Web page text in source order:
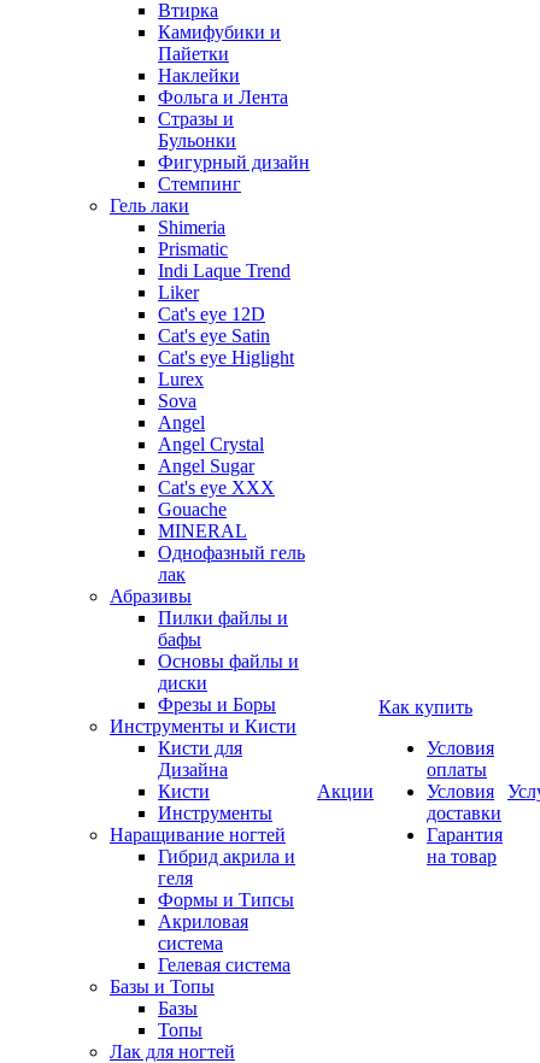
Втирка
Камифубики и
Пайетки
Наклейки
Фольга и Лента
Стразы и
Бульонки
Фигурный дизайн
Стемпинг
Гель лаки
Shimeria
Prismatic
Indi Laque Trend
Liker
Cat's eye 12D
Cat's eye Satin
Cat's eye Higlight
Lurex
Sova
Angel
Angel Crystal
Angel Sugar
Cat's eye XXX
Gouache
MINERAL
Однофазный гель
лак
Абразивы
Пилки файлы и
бафы
Основы файлы и
диски
Фрезы и Боры
Инструменты и Кисти
Кисти для
Дизайна
Кисти
Инструменты
Наращивание ногтей
Гибрид акрила и
геля
Формы и Типсы
Акриловая
система
Гелевая система
Базы и Топы
Базы
Топы
Лак для ногтей
Акции
Как купить
Условия
оплаты
Условия
доставки
Гарантия
на товар